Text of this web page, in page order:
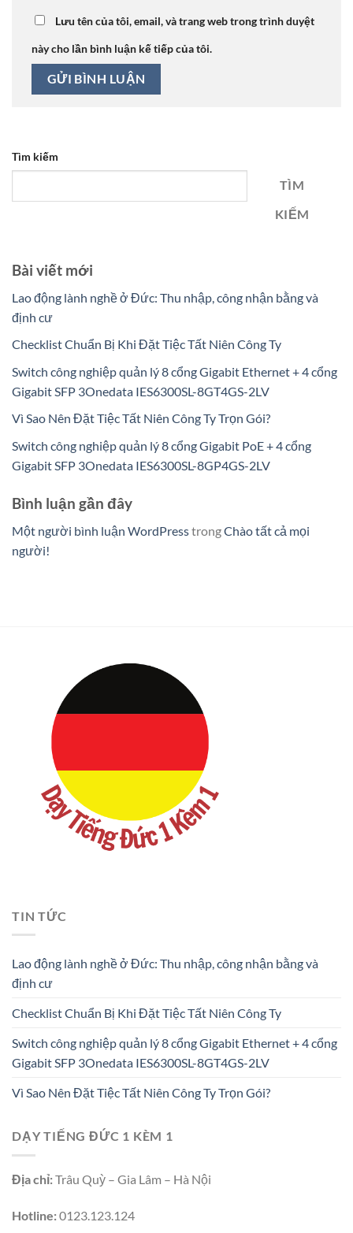
Lưu tên của tôi, email, và trang web trong trình duyệt
này cho lần bình luận kế tiếp của tôi.
Tìm kiếm
TÌM
KIẾM
Bài viết mới
Lao động lành nghề ở Đức: Thu nhập, công nhận bằng và
định cư
Checklist Chuẩn Bị Khi Đặt Tiệc Tất Niên Công Ty
Switch công nghiệp quản lý 8 cổng Gigabit Ethernet + 4 cổng
Gigabit SFP 3Onedata IES6300SL-8GT4GS-2LV
Vì Sao Nên Đặt Tiệc Tất Niên Công Ty Trọn Gói?
Switch công nghiệp quản lý 8 cổng Gigabit PoE + 4 cổng
Gigabit SFP 3Onedata IES6300SL-8GP4GS-2LV
Bình luận gần đây
Một người bình luận WordPresstrongChào tất cả mọi
người!
TIN TỨC
Lao động lành nghề ở Đức: Thu nhập, công nhận bằng và
định cư
Checklist Chuẩn Bị Khi Đặt Tiệc Tất Niên Công Ty
Switch công nghiệp quản lý 8 cổng Gigabit Ethernet + 4 cổng
Gigabit SFP 3Onedata IES6300SL-8GT4GS-2LV
Vì Sao Nên Đặt Tiệc Tất Niên Công Ty Trọn Gói?
DẠY TIẾNG ĐỨC 1 KÈM 1
Địa chỉ:Trâu Quỳ – Gia Lâm – Hà Nội
Hotline:0123.123.124